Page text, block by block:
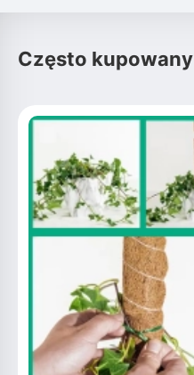
Często kupowany